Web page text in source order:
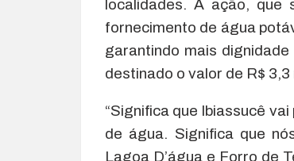
localidades. A ação, que
fornecimento de água
garantindo mais
destinado o valor de R$
“Significa que Ibiassucê
de água. Significa que
Lagoa D’água e Forro de